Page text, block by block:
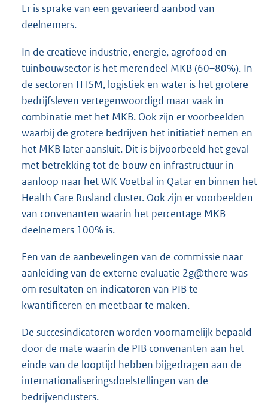
Er is sprake van een gevarieerd aanbod van
deelnemers.
In de creatieve industrie, energie, agrofood en
tuinbouwsector is het merendeel MKB (60–80%). In
de sectoren HTSM, logistiek en water is het grotere
bedrijfsleven vertegenwoordigd maar vaak in
combinatie met het MKB. Ook zijn er voorbeelden
waarbij de grotere bedrijven het initiatief nemen en
het MKB later aansluit. Dit is bijvoorbeeld het geval
met betrekking tot de bouw en infrastructuur in
aanloop naar het WK Voetbal in Qatar en binnen het
Health Care Rusland cluster. Ook zijn er voorbeelden
van convenanten waarin het percentage MKB-
deelnemers 100% is.
Een van de aanbevelingen van de commissie naar
aanleiding van de externe evaluatie 2g@there was
om resultaten en indicatoren van PIB te
kwantificeren en meetbaar te maken.
De succesindicatoren worden voornamelijk bepaald
door de mate waarin de PIB convenanten aan het
einde van de looptijd hebben bijgedragen aan de
internationaliseringsdoelstellingen van de
bedrijvenclusters.